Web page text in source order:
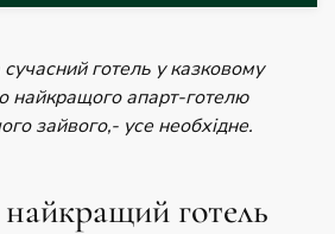
готель у казковому
найкращого апарт-готелю
зайвого,- усе необхідне.
готель